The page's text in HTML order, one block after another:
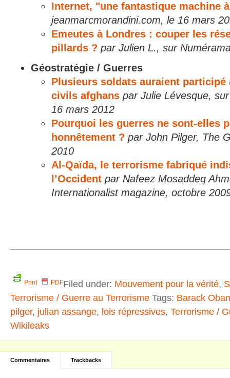
Internet, "une fantastique machine
jeanmarcmorandini.com, le 16 mars
Emeutes à Londres : couper les
pillards ? par Julien L., sur
Géostratégie / Guerres
Plusieurs soldats auraient participé
civils afghans par Julie Lévesque,
16 mars 2012
Pourquoi les guerres ne sont-elles
honnêtement ? par John Pilger, The
2010
Al-Qaïda, le terrorisme fabriqué
l’Occident par Nafeez Mosaddeq
Internationalist magazine, octobre
Print PDFFiled under: Mouvement pour la vérité,
Terrorisme / Guerre au Terrorisme Tags: Barack
pilger, julian assange, lois répressives, Terrorisme /
Wikileaks
Commentaires Trackbacks